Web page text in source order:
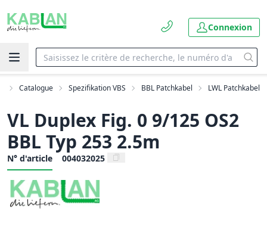
Connexion
Catalogue Spezifikation VBS BBL Patchkabel LWL Patchkabel
VL Duplex Fig. 0 9/125 OS2
BBL Typ 253 2.5m
N° d'article 004032025